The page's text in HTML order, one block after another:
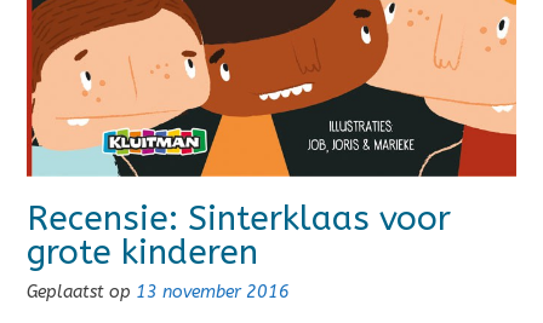
Recensie: Sinterklaas voor
grote kinderen
Geplaatst op 13 november 2016